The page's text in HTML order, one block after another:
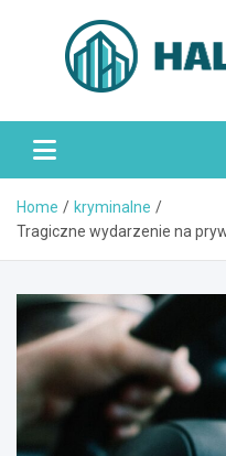
Home
kryminalne
Tragiczne wydarzenie na